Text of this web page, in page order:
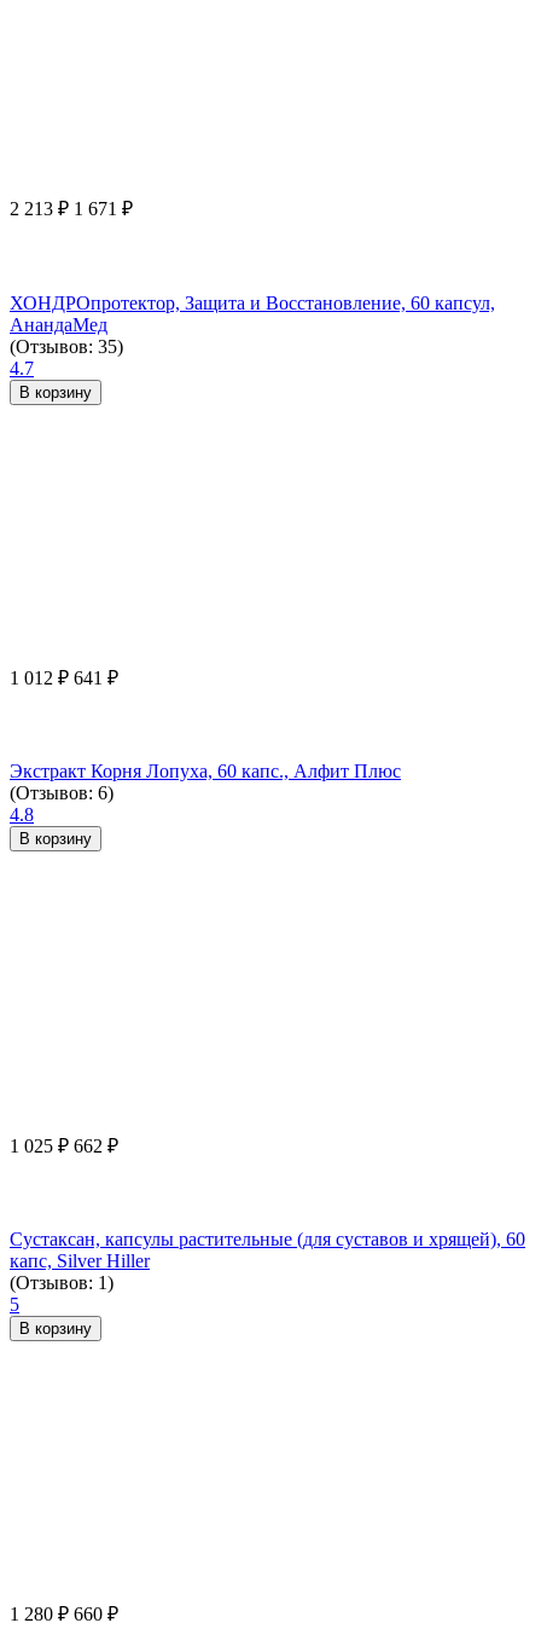
2 213 ₽ 1 671 ₽
ХОНДРОпротектор, Защита и Восстановление, 60 капсул,
АнандаМед
(Отзывов: 35)
4.7
В корзину
1 012 ₽ 641 ₽
Экстракт Корня Лопуха, 60 капс., Алфит Плюс
(Отзывов: 6)
4.8
В корзину
1 025 ₽ 662 ₽
Сустаксан, капсулы растительные (для суставов и хрящей), 60
капс, Silver Hiller
(Отзывов: 1)
5
В корзину
1 280 ₽ 660 ₽